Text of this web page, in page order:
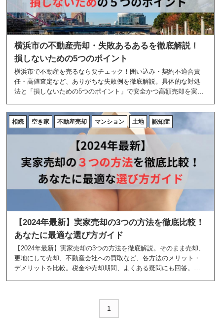
横浜市の不動産売却・失敗あるあるを徹底解説！
損しないための5つのポイント
横浜市で不動産を売るなら要チェック！囲い込み・契約不適合責
任・高値査定など、ありがちな失敗例を徹底解説。具体的な対処
法と「損しないための5つのポイント」で安全かつ高額売却を実現
相続 空き家 不動産売却 マンション 土地 認知症
【2024年最新】実家売却の3つの方法を徹底比較！
あなたに最適な選び方ガイド
【2024年最新】実家売却の3つの方法を徹底解説。そのまま売却、
更地にして売却、不動産会社への買取など、各方法のメリット・
デメリットを比較。税金や売却期間、よくある疑問にも回答。需
1